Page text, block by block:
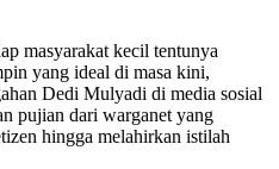
masyarakat kecil tentunya
yang ideal di masa kini,
Dedi Mulyadi di media sosial
pujian dari warganet yang
hingga melahirkan istilah